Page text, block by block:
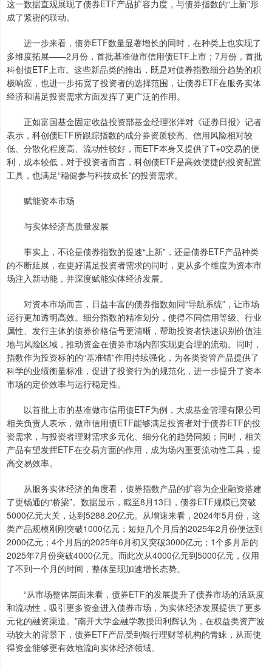
这一数据直观展现了债券ETF产品扩容力度，与债券指数的“上新”形
成了紧密的联动。
进一步来看，债券ETF数量显著增长的同时，在种类上也实现了
多维度拓展——2月份，首批基准做市信用债ETF上市；7月份，首批
科创债ETF上市。这些新品类的推出，既是对债券指数细分趋势的积
极响应，也进一步拓宽了投资者的选择范围，让债券ETF在服务实体
经济和满足投资需求方面发挥了更广泛的作用。
正如富国基金固定收益投资部基金经理张洋对《证券日报》记者
表示，科创债ETF所跟踪指数的成分券资质较高、信用风险相对较
低、分散化程度高、流动性较好，而ETF本身又提供了T+0交易的便
利，成本较低，对于投资者而言，科创债ETF是高效便捷的投资配置
工具，也满足“稳健参与科技成长”的投资需求。
赋能资本市场
与实体经济高质量发展
事实上，不论是债券指数的提速“上新”，还是债券ETF产品种类
的不断延展，在更好满足投资者需求的同时，更从多个维度为资本市
场注入新动能，并深度赋能实体经济发展。
对资本市场而言，日益丰富的债券指数如同“导航系统”，让市场
运行更加透明高效。细分指数的精准划分，使得不同信用等级、行业
属性、发行主体的债券价格信号更清晰，帮助投资者快速识别价值洼
地与风险区域，推动资金在债券市场内部实现更合理的流动。同时，
指数作为投资标的的“基准锚”作用持续强化，为各类资管产品提供了
科学的业绩衡量标准，促进了投资行为的规范化，进一步提升了资本
市场的定价效率与运行稳定性。
以首批上市的基准做市信用债ETF为例，大成基金管理有限公司
相关负责人表示，做市信用债ETF能够满足投资者对于债券ETF的投
资需求，与投资者理财需求多元化、细分化的趋势同频；同时，相关
产品有望发挥ETF在交易方面的作用，成为场内重要流动性工具，提
高交易效率。
从服务实体经济的角度看，债券指数产品的扩容为企业融资搭建
了更畅通的“桥梁”。数据显示，截至8月13日，债券ETF规模已突破
5000亿元大关，达到5288.20亿元。从增速来看，2024年5月份，这
类产品规模刚刚突破1000亿元；短短几个月后的2025年2月份便达到
2000亿元；4个月后的2025年6月初又突破3000亿元；1个多月后的
2025年7月份突破4000亿元。而此次从4000亿元到5000亿元，仅用
了不到一个月的时间，整体呈现加速增长态势。
“从市场整体层面来看，债券ETF的发展提升了债券市场的活跃度
和流动性，吸引更多资金进入债券市场，为实体经济发展提供了更多
元化的融资渠道。”南开大学金融学教授田利辉认为，在权益类资产波
动较大的背景下，债券ETF产品受到银行理财等机构的青睐，从而使
得资金能够更有效地流向实体经济领域。